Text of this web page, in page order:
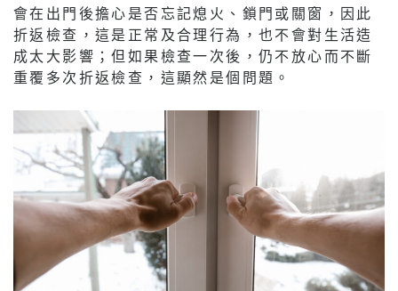
會在出門後擔心是否忘記熄火、鎖門或關窗，因此
折返檢查，這是正常及合理行為，也不會對生活造
成太大影響；但如果檢查一次後，仍不放心而不斷
重覆多次折返檢查，這顯然是個問題。